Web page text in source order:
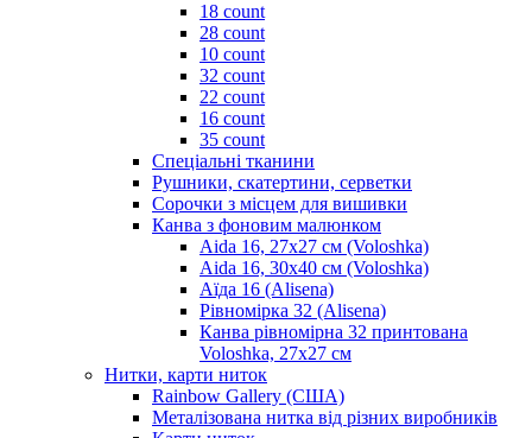
18 count
28 count
10 count
32 count
22 count
16 count
35 count
Спеціальні тканини
Рушники, скатертини, серветки
Сорочки з місцем для вишивки
Канва з фоновим малюнком
Aida 16, 27х27 см (Voloshka)
Aida 16, 30х40 см (Voloshka)
Аїда 16 (Alisena)
Рівномірка 32 (Alisena)
Канва рівномірна 32 принтована
Voloshka, 27х27 см
Нитки, карти ниток
Rainbow Gallery (США)
Металізована нитка від різних виробників